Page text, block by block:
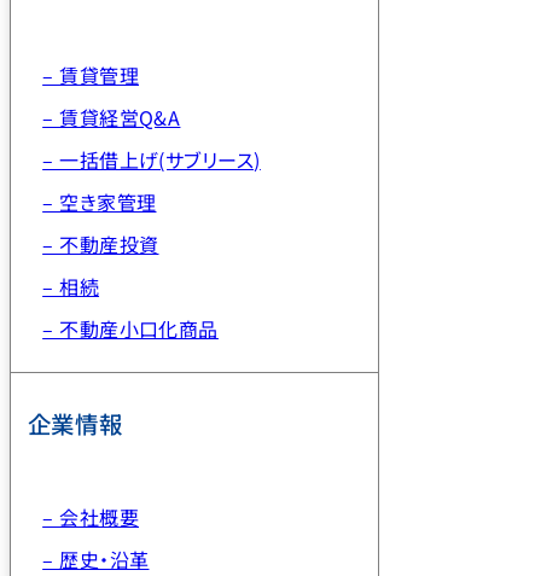
– 賃貸管理
– 賃貸経営Q&A
– 一括借上げ(サブリース)
– 空き家管理
– 不動産投資
– 相続
– 不動産小口化商品
企業情報
– 会社概要
– 歴史・沿革